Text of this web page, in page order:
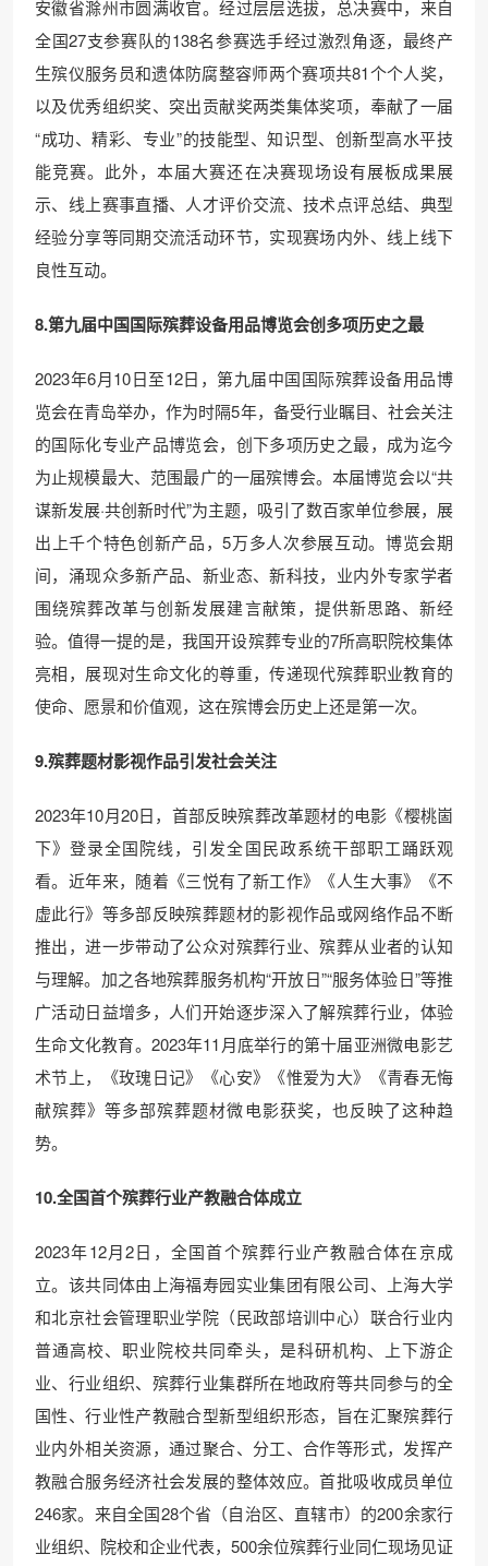
安徽省滁州市圆满收官。经过层层选拔，总决赛中，来自
全国27支参赛队的138名参赛选手经过激烈角逐，最终产
生殡仪服务员和遗体防腐整容师两个赛项共81个个人奖，
以及优秀组织奖、突出贡献奖两类集体奖项，奉献了一届
“成功、精彩、专业”的技能型、知识型、创新型高水平技
能竞赛。此外，本届大赛还在决赛现场设有展板成果展
示、线上赛事直播、人才评价交流、技术点评总结、典型
经验分享等同期交流活动环节，实现赛场内外、线上线下
良性互动。
8.第九届中国国际殡葬设备用品博览会创多项历史之最
2023年6月10日至12日，第九届中国国际殡葬设备用品博
览会在青岛举办，作为时隔5年，备受行业瞩目、社会关注
的国际化专业产品博览会，创下多项历史之最，成为迄今
为止规模最大、范围最广的一届殡博会。本届博览会以“共
谋新发展·共创新时代”为主题，吸引了数百家单位参展，展
出上千个特色创新产品，5万多人次参展互动。博览会期
间，涌现众多新产品、新业态、新科技，业内外专家学者
围绕殡葬改革与创新发展建言献策，提供新思路、新经
验。值得一提的是，我国开设殡葬专业的7所高职院校集体
亮相，展现对生命文化的尊重，传递现代殡葬职业教育的
使命、愿景和价值观，这在殡博会历史上还是第一次。
9.殡葬题材影视作品引发社会关注
2023年10月20日，首部反映殡葬改革题材的电影《樱桃崮
下》登录全国院线，引发全国民政系统干部职工踊跃观
看。近年来，随着《三悦有了新工作》《人生大事》《不
虚此行》等多部反映殡葬题材的影视作品或网络作品不断
推出，进一步带动了公众对殡葬行业、殡葬从业者的认知
与理解。加之各地殡葬服务机构“开放日”“服务体验日”等推
广活动日益增多，人们开始逐步深入了解殡葬行业，体验
生命文化教育。2023年11月底举行的第十届亚洲微电影艺
术节上，《玫瑰日记》《心安》《惟爱为大》《青春无悔
献殡葬》等多部殡葬题材微电影获奖，也反映了这种趋
势。
10.全国首个殡葬行业产教融合体成立
2023年12月2日，全国首个殡葬行业产教融合体在京成
立。该共同体由上海福寿园实业集团有限公司、上海大学
和北京社会管理职业学院（民政部培训中心）联合行业内
普通高校、职业院校共同牵头，是科研机构、上下游企
业、行业组织、殡葬行业集群所在地政府等共同参与的全
国性、行业性产教融合型新型组织形态，旨在汇聚殡葬行
业内外相关资源，通过聚合、分工、合作等形式，发挥产
教融合服务经济社会发展的整体效应。首批吸收成员单位
246家。来自全国28个省（自治区、直辖市）的200余家行
业组织、院校和企业代表，500余位殡葬行业同仁现场见证